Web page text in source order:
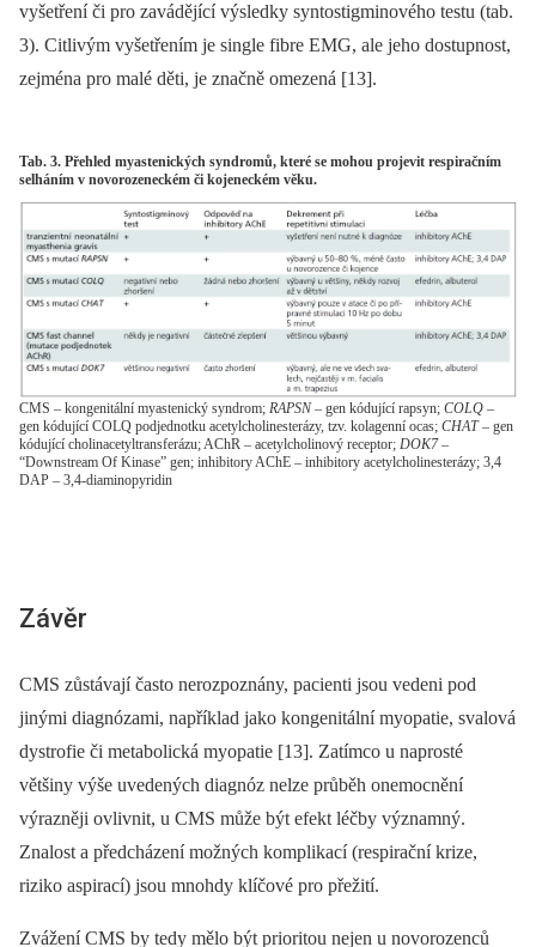
vyšetření či pro zavádějící výsledky syntostigminového testu (tab.
3). Citlivým vyšetřením je single fibre EMG, ale jeho dostupnost,
zejména pro malé děti, je značně omezená [13].
Tab. 3. Přehled myastenických syndromů, které se mohou projevit respiračním
selháním v novorozeneckém či kojeneckém věku.
CMS – kongenitální myastenický syndrom; RAPSN– gen kódující rapsyn; COLQ –
gen kódující COLQ podjednotku acetylcholinesterázy, tzv. kolagenní ocas; CHAT– gen
kódující cholinacetyltransferázu; AChR – acetylcholinový receptor; DOK7–
“Downstream Of Kinase” gen; inhibitory AChE – inhibitory acetylcholinesterázy; 3,4
DAP – 3,4-diaminopyridin
Závěr
CMS zůstávají často nerozpoznány, pacienti jsou vedeni pod
jinými diagnózami, například jako kongenitální myopatie, svalová
dystrofie či metabolická myopatie [13]. Zatímco u naprosté
většiny výše uvedených diagnóz nelze průběh onemocnění
výrazněji ovlivnit, u CMS může být efekt léčby významný.
Znalost a předcházení možných komplikací (respirační krize,
riziko aspirací) jsou mnohdy klíčové pro přežití.
Zvážení CMS by tedy mělo být prioritou nejen u novorozenců